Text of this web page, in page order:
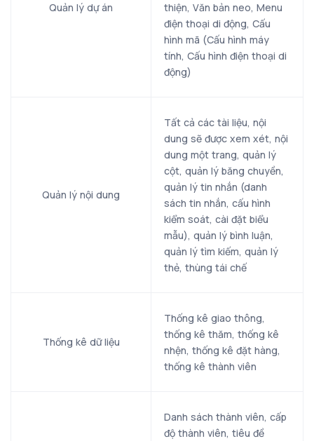
Quản lý dự án
thiện, Văn bản neo, Menu
điện thoại di động, Cấu
hình mã (Cấu hình máy
tính, Cấu hình điện thoại di
động)
Quản lý nội dung
Tất cả các tài liệu, nội
dung sẽ được xem xét, nội
dung một trang, quản lý
cột, quản lý băng chuyền,
quản lý tin nhắn (danh
sách tin nhắn, cấu hình
kiểm soát, cài đặt biểu
mẫu), quản lý bình luận,
quản lý tìm kiếm, quản lý
thẻ, thùng tái chế
Thống kê dữ liệu
Thống kê giao thông,
thống kê thăm, thống kê
nhện, thống kê đặt hàng,
thống kê thành viên
Danh sách thành viên, cấp
độ thành viên, tiêu đề